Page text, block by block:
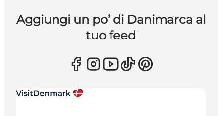
Aggiungi un po’ di Danimarca al
tuo feed